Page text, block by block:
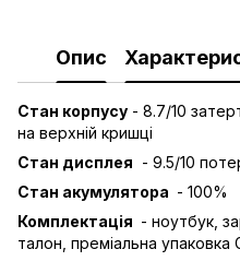
Опис
Стан корпусу - 8.7/10
на верхній кришці
Стан дисплея - 9.5/10
Стан акумулятора - 100%
Комплектація - ноутбук,
талон, преміальна упаковка